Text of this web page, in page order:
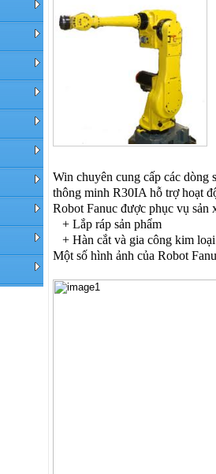
Win chuyên cung cấp các dòng
thông minh R30IA hỗ trợ hoạt
Robot Fanuc được phục vụ
+ Lắp ráp sản phẩm
+ Hàn cắt và gia công kim
Một số hình ảnh của Robot